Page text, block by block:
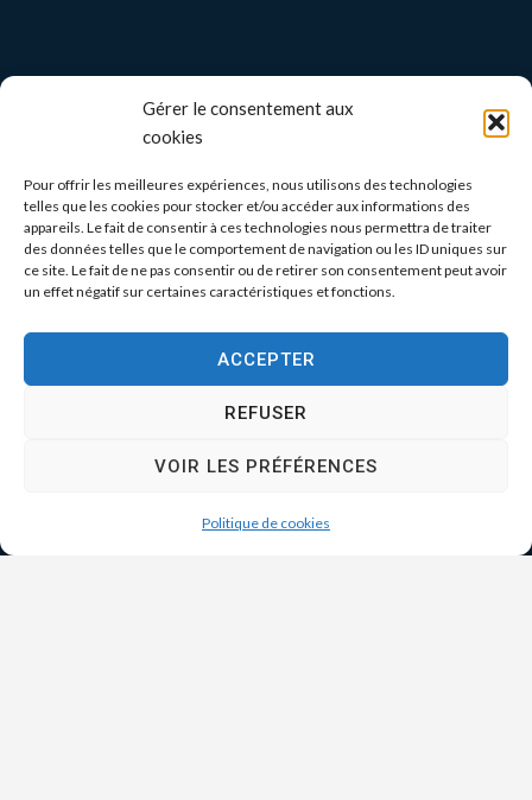
Gérer le consentement aux
cookies
Pour offrir les meilleures expériences, nous utilisons des technologies
telles que les cookies pour stocker et/ou accéder aux informations des
appareils. Le fait de consentir à ces technologies nous permettra de traiter
des données telles que le comportement de navigation ou les ID uniques sur
ce site. Le fait de ne pas consentir ou de retirer son consentement peut avoir
un effet négatif sur certaines caractéristiques et fonctions.
ACCEPTER
REFUSER
VOIR LES PRÉFÉRENCES
Politique de cookies